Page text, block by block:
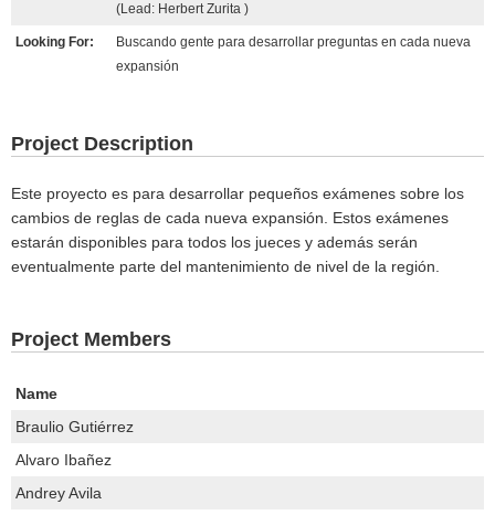
(Lead: Herbert Zurita )
Looking For:
Buscando gente para desarrollar preguntas en cada nueva
expansión
Project Description
Este proyecto es para desarrollar pequeños exámenes sobre los
cambios de reglas de cada nueva expansión. Estos exámenes
estarán disponibles para todos los jueces y además serán
eventualmente parte del mantenimiento de nivel de la región.
Project Members
Name
Braulio Gutiérrez
Alvaro Ibañez
Andrey Avila